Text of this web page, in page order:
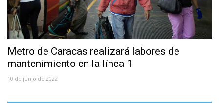
Metro de Caracas realizará labores de
mantenimiento en la línea 1
10 de junio de 2022